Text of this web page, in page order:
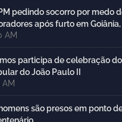
pedindo socorro por medo
após furto em
AM
participa de celebração
do João Paulo II
são presos em ponto